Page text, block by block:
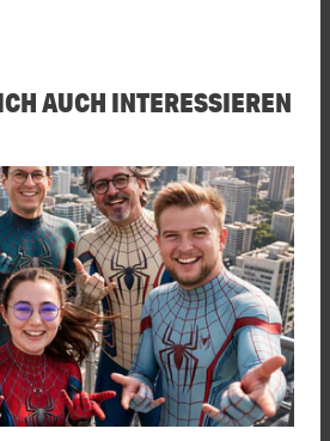
AUCH INTERESSIEREN